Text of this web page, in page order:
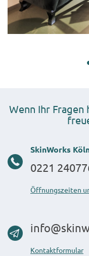
Wenn Ihr
SkinWorks
0221
Öffnungszeiten
Kontaktformular